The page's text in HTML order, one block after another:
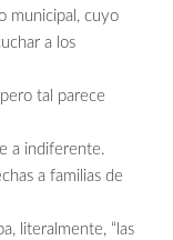
municipal, cuyo
a los
tal parece
a indiferente.
a familias de
literalmente, “las